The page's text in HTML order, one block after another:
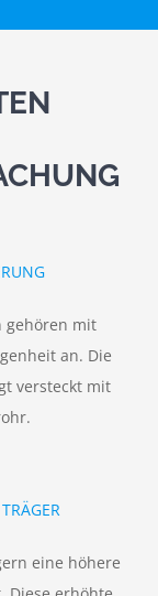
gehören mit
an. Die
versteckt mit
eine höhere